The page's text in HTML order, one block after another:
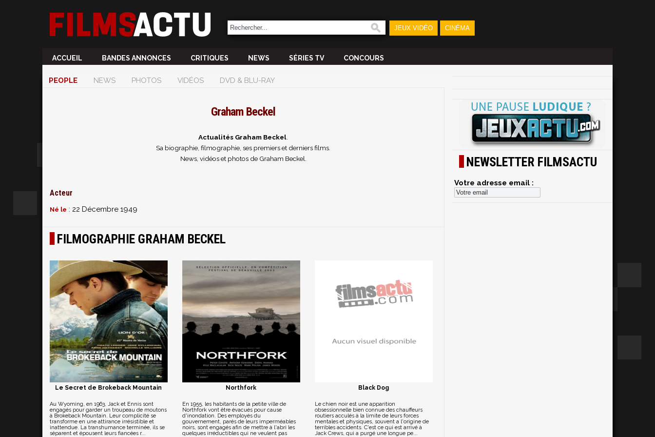
JEUX VIDÉO CINÉMA
ACCUEIL BANDES ANNONCES CRITIQUES NEWS SÉRIES TV CONCOURS
PEOPLE NEWS PHOTOS VIDÉOS DVD & BLU-RAY
Graham Beckel
Actualités Graham Beckel
Sa biographie, filmographie, ses premiers et derniers films.
News, vidéos et photos de Graham Beckel.
Acteur
Né le : 22 Décembre 1949
FILMOGRAPHIE GRAHAM BECKEL
Le Secret de Brokeback Mountain
Au Wyoming, en 1963, Jack et Ennis sont
engagés pour garder un troupeau de moutons
à Brokeback Mountain. Leur complicité se
transforme en une attirance irrésistible et
inattendue. La transhumance terminée, ils se
séparent et épousent leurs fiancées r...
Northfork
En 1955, les habitants de la petite ville de
Northfork vont être évacués pour cause
d'inondation. Des employés du
gouvernement, parés de leurs imperméables
noirs, sont engagés afin de mettre à l'abri les
quelques irréductibles qui ne veulent pas
Black Dog
Le chien noir est une apparition
obsessionnelle bien connue des chauffeurs
routiers acculés à la limite de leurs forces
mentales et physiques, souvent a l'origine de
terribles accidents. C'est ce qui est arrivé à
Jack Crews, qui a purgé une longue pe...
NEWSLETTER FILMSACTU
Votre adresse email :